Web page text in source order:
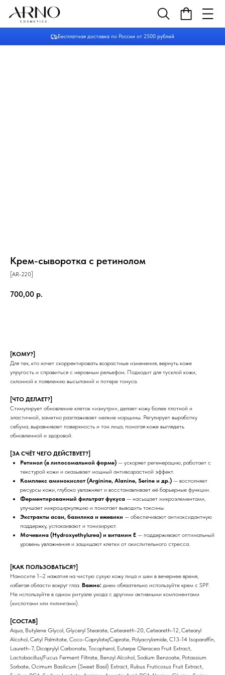
Бесплатная доставка по России от 2500 рублей
Крем-сыворотка c ретинолом
[AR-220]
700,00 р.
[КОМУ?]
Для тех, кто хочет скорректировать возрастные изменения, вернуть коже
упругость и справиться с неровным рельефом. Подходит для тусклой кожи,
склонной к появлению высыпаний и потере тонуса.
[ЧТО ДЕЛАЕТ?]
Стимулирует обновление клеток «изнутри», делает кожу более плотной и
эластичной, заметно разглаживает мелкие морщины. Регулирует выработку
себума, выравнивает поверхность и тон лица, помогая коже выглядеть
обновленной и здоровой.
[ЗА СЧЁТ ЧЕГО ДЕЙСТВУЕТ?]
Ретинол (в липосомальной форме) — ускоряет регенерацию, работает с
текстурой кожи и оказывает мощный антивозрастной эффект.
Комплекс аминокислот (Arginine, Alanine, Serine и др.) — восполняет
ресурсы кожи, глубоко увлажняет и восстанавливает её барьерные функции.
Ферментированный фильтрат фукуса — насыщает микроэлементами,
улучшает микроциркуляцию и помогает выводить токсины.
Экстракты асаи, базилика и ежевики — обеспечивают антиоксидантную
поддержку, успокаивают и тонизируют.
Мочевина (Hydroxyethylurea) и витамин Е — поддерживают оптимальный
уровень увлажнения и защищают клетки от окислительного стресса.
[КАК ПОЛЬЗОВАТЬСЯ?]
Наносите 1–2 нажатия на чистую сухую кожу лица и шеи в вечернее время,
избегая области вокруг глаз. Важно: днем обязательно используйте крем с SPF.
Не используйте в одном ритуале ухода с другими активными компонентами
(кислотами или пилингами).
[СОСТАВ]
Aqua, Butylene Glycol, Glyceryl Stearate, Ceteareth-20, Ceteareth-12, Cetearyl
Alcohol, Cetyl Palmitate, Coco-Caprylate/Caprate, Polyacrylamide, C13-14 Isoparaffin,
Laureth-7, Dicaprylyl Carbonate, Tocopherol, Euterpe Oleracea Fruit Extract,
Lactobacillus/Fucus Ferment Filtrate, Benzyl Alcohol, Sodium Benzoate, Potassium
Sorbate, Ocimum Basilicum (Sweet Basil) Extract, Rubus Fruticosus Fruit Extract,
ИНФОРМАЦИЯ
ГДЕ КУПИТЬ ЕЩЕ?
О нас Средства для очищения
Wildberries
Доставка и оплата
Сертификаты Маски
Для волос
NOVABAR
Договор-оферта